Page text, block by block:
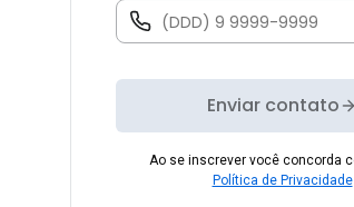
Enviar contato
Ao se inscrever você concorda
Política de Privacidade